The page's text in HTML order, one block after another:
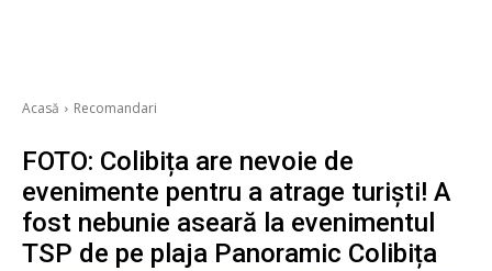
Acasă Recomandari
FOTO: Colibița are nevoie de
evenimente pentru a atrage turiști! A
fost nebunie aseară la evenimentul
TSP de pe plaja Panoramic Colibița